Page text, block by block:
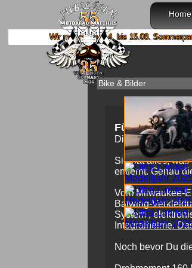
Home
Wir machen von 4. bis 15.08. Sommerpause und
Bike & Bilder
Für die, die
Die Ultra Limited
Sie hat alles,
entfernt. Genau
Vom Milwaukee-
Batwing-
System ,
Integralhelme.
Noch bevor Du